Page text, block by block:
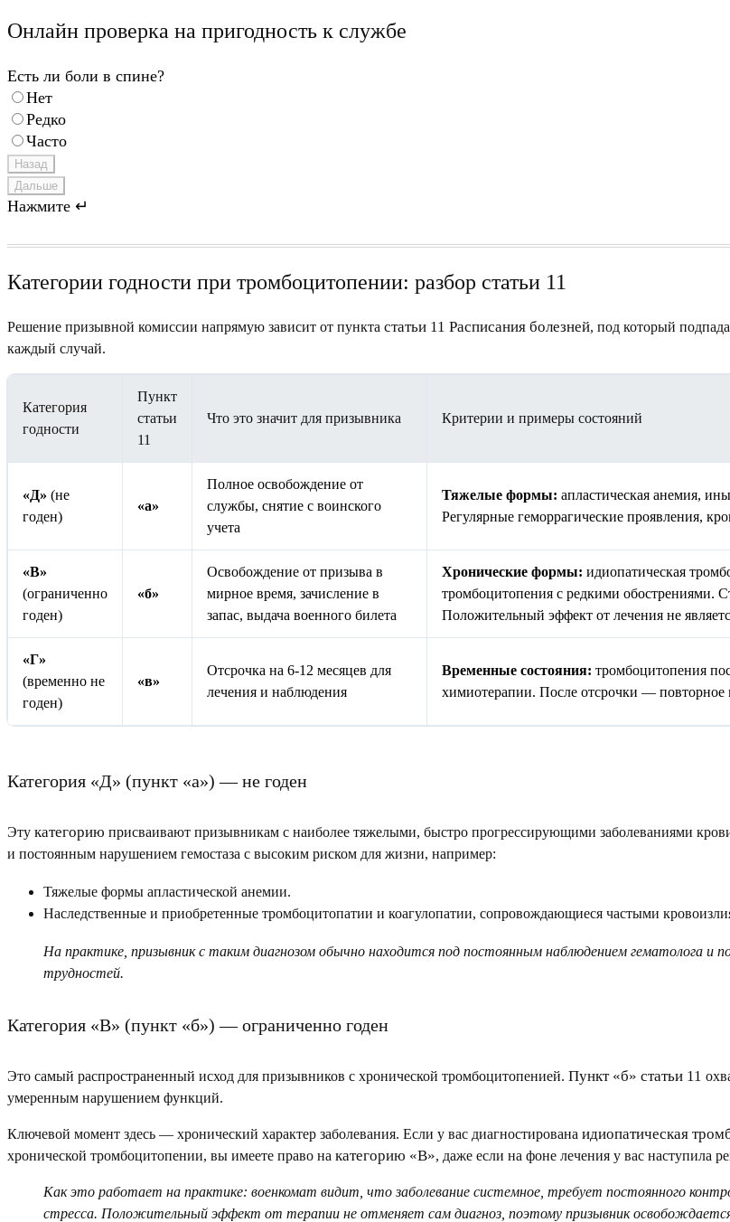
Онлайн проверка на пригодность к службе
Есть ли боли в спине?
Нет
Редко
Часто
Назад
Дальше
Нажмите ↵
Категории годности при тромбоцитопении: разбор статьи 11
Решение призывной комиссии напрямую зависит от пункта статьи 11 Расписания болезней, под который
каждый случай.
Категория
годности
Пункт
статьи
11
Что это значит для призывника Критерии и примеры состояний
«Д» (не
годен)
«а»
Полное освобождение от
службы, снятие с воинского
учета
Тяжелые формы: апластическая анемия,
Регулярные геморрагические проявления,
«В»
(ограниченно
годен)
«б»
Освобождение от призыва в
мирное время, зачисление в
запас, выдача военного билета
Хронические формы: идиопатическая
тромбоцитопения с редкими обострениями.
Положительный эффект от лечения не
«Г»
(временно не
годен)
«в»
Отсрочка на 6-12 месяцев для
лечения и наблюдения
Временные состояния: тромбоцитопения
химиотерапии. После отсрочки — повторное
Категория «Д» (пункт «а») — не годен
Эту категорию присваивают призывникам с наиболее тяжелыми, быстро прогрессирующими заболеваниями
и постоянным нарушением гемостаза с высоким риском для жизни, например:
Тяжелые формы апластической анемии.
Наследственные и приобретенные тромбоцитопатии и коагулопатии, сопровождающиеся частыми
На практике, призывник с таким диагнозом обычно находится под постоянным наблюдением гематолога и
трудностей.
Категория «В» (пункт «б») — ограниченно годен
Это самый распространенный исход для призывников с хронической тромбоцитопенией. Пункт «б» статьи 11
умеренным нарушением функций.
Ключевой момент здесь — хронический характер заболевания. Если у вас диагностирована идиопатическая
хронической тромбоцитопении, вы имеете право на категорию «В», даже если на фоне лечения у вас наступила
Как это работает на практике: военкомат видит, что заболевание системное, требует постоянного
стресса. Положительный эффект от терапии не отменяет сам диагноз, поэтому призывник